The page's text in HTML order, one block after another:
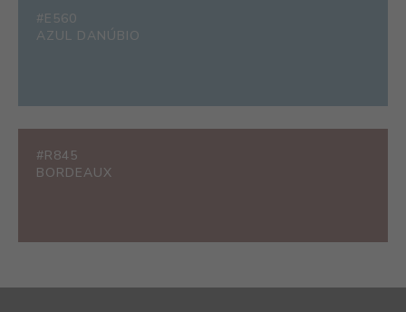
#E560
AZUL DANÚBIO
#R845
BORDEAUX